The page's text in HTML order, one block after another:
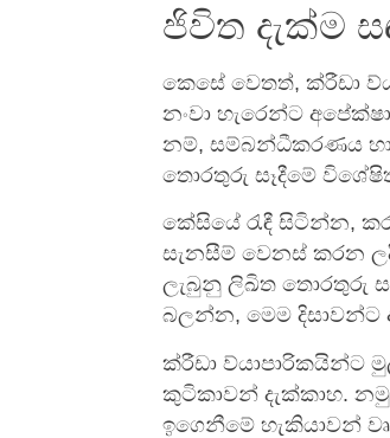
ජිවිත දැක්ම
කෙසේ වෙතත්, ක්රීඩා
නංවා හැරෙන්ට
නම්, සම්බන්ධීකරණය
තොරතුරු සෑදීමේ
කේසියේ රැඳී සිටින්න,
සැනසීම් වෙනස් කරන
ලැබුනු ලිඛිත තොරතුරු
බලන්න, මෙම
ක්රීඩා ව්යාපාරිකයින්ට
කුටිකාවන් දැක්කාහ.
ඉගෙනීමේ හැකියාවන්